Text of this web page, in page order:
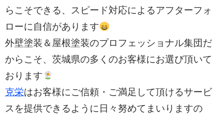
らこそできる、スピード対応によるアフターフォ
ローに自信があります
外壁塗装＆屋根塗装のプロフェッショナル集団だ
からこそ、茨城県の多くのお客様にお選び頂いて
おります
克栄はお客様にご信頼・ご満足して頂けるサービ
スを提供できるように日々努めてまいりますの